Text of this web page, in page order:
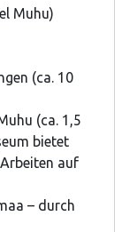
Muhu)
(ca. 10
(ca. 1,5
bietet
auf
– durch